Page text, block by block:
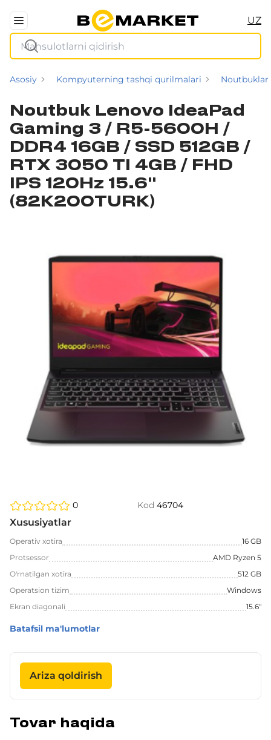
UZ
Asosiy Kompyuterning tashqi qurilmalari Noutbuklar
Noutbuk Lenovo IdeaPad
Gaming 3 / R5-5600H /
DDR4 16GB / SSD 512GB /
RTX 3050 TI 4GB / FHD
IPS 120Hz 15.6"
(82K200TURK)
0 Kod 46704
Xususiyatlar
Operativ xotira
16 GB
Protsessor
AMD Ryzen 5
O'rnatilgan xotira
512 GB
Operatsion tizim
Windows
Ekran diagonali
15.6"
Batafsil ma'lumotlar
Ariza qoldirish
Tovar haqida